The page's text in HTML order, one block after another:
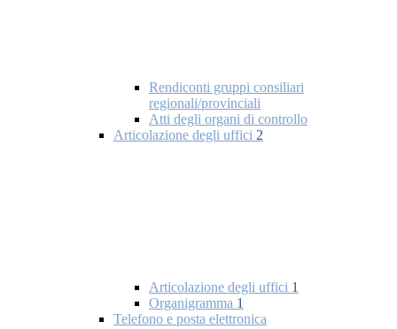
Rendiconti gruppi consiliari
regionali/provinciali
Atti degli organi di controllo
Articolazione degli uffici 2
Articolazione degli uffici 1
Organigramma 1
Telefono e posta elettronica